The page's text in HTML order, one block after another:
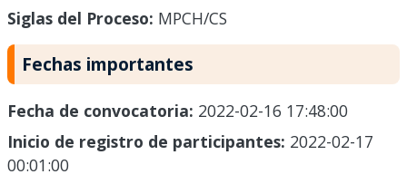
Siglas del Proceso: MPCH/CS
Fechas importantes
Fecha de convocatoria: 2022-02-16 17:48:00
Inicio de registro de participantes: 2022-02-17
00:01:00